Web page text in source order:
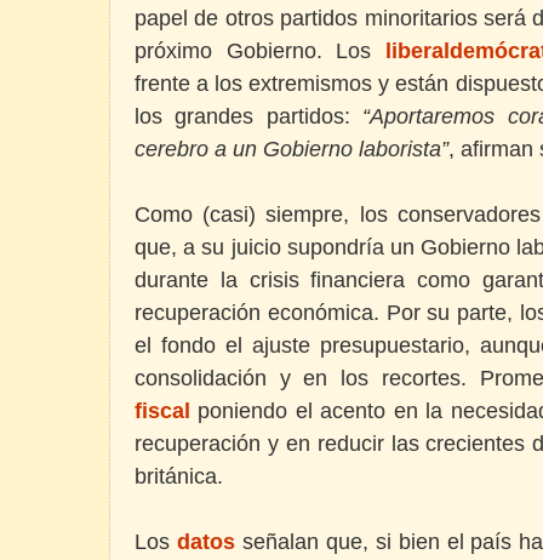
papel de otros partidos minoritarios será
próximo Gobierno. Los
frente a los extremismos y están
los grandes partidos: “Aportaremos
cerebro a un Gobierno laborista”, afirman
Como (casi) siempre, los
que, a su juicio supondría un Gobierno
durante la crisis financiera como
recuperación económica. Por su parte,
el fondo el ajuste presupuestario,
consolidación y en los recortes.
fiscal poniendo el acento en la
recuperación y en reducir las crecientes
británica.
Los datosseñalan que, si bien el país